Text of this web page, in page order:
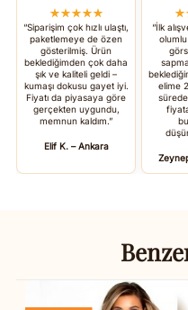
★★★★★
“Siparişim çok hızlı ulaştı,
paketlemeye de özen
gösterilmiş. Ürün
beklediğimden çok daha
şık ve kaliteli geldi –
kumaşı dokusu gayet iyi.
Fiyatı da piyasaya göre
gerçekten uygundu,
memnun kaldım.”
Elif K. – Ankara
“İlk
elime